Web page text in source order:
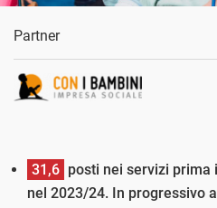
Partner
31,6 posti nei servizi prima
nel 2023/24. In progressivo